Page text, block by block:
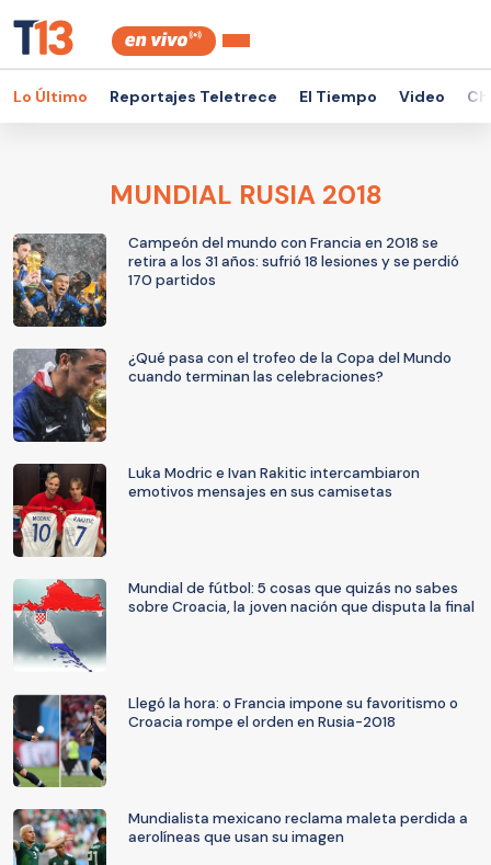
Lo Último Reportajes Teletrece El Tiempo Video
MUNDIAL RUSIA 2018
Campeón del mundo con Francia en 2018 se
retira a los 31 años: sufrió 18 lesiones y se perdió
170 partidos
¿Qué pasa con el trofeo de la Copa del Mundo
cuando terminan las celebraciones?
Luka Modric e Ivan Rakitic intercambiaron
emotivos mensajes en sus camisetas
Mundial de fútbol: 5 cosas que quizás no sabes
sobre Croacia, la joven nación que disputa la final
Llegó la hora: o Francia impone su favoritismo o
Croacia rompe el orden en Rusia-2018
Mundialista mexicano reclama maleta perdida a
aerolíneas que usan su imagen